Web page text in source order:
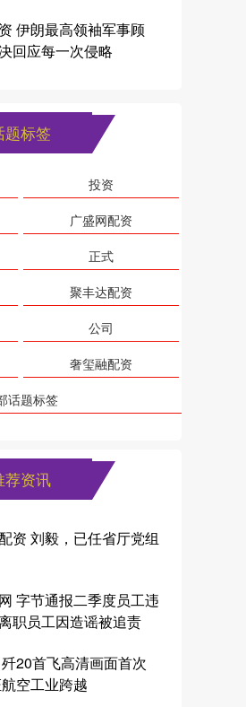
伊朗最高领袖军事顾
回应每一次侵略
题标签
投资
广盛网配资
正式
聚丰达配资
公司
奢玺融配资
话题标签
荐资讯
资 刘毅，已任省厅党组
字节通报二季度员工违
职员工因造谣被追责
20首飞高清画面首次
空工业跨越